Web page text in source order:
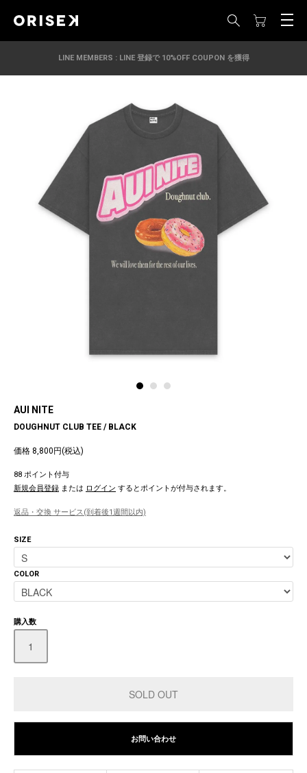
LINE MEMBERS : LINE 登録で 10%OFF COUPON を獲得
AUI NITE
DOUGHNUT CLUB TEE / BLACK
価格 8,800円(税込)
88 ポイント付与
新規会員登録 または ログイン するとポイントが付与されます。
返品・交換 サービス(到着後1週間以内)
SIZE
COLOR
購入数
お問い合わせ